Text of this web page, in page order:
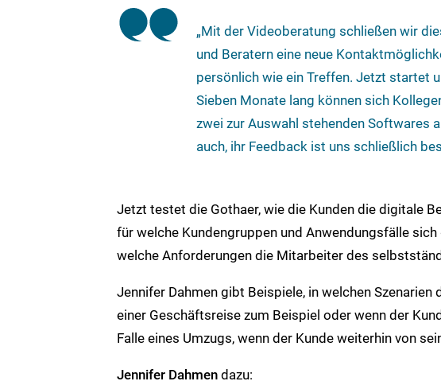
„Mit der Videoberatung schließen wir
und Beratern eine neue
persönlich wie ein Treffen. Jetzt startet
Sieben Monate lang können sich
zwei zur Auswahl stehenden Softwares
auch, ihr Feedback ist uns schließlich
Jetzt testet die Gothaer, wie die Kunden die digitale
für welche Kundengruppen und Anwendungsfälle
welche Anforderungen die Mitarbeiter des
Jennifer Dahmen gibt Beispiele, in welchen
einer Geschäftsreise zum Beispiel oder wenn der
Falle eines Umzugs, wenn der Kunde weiterhin von
Jennifer Dahmen dazu: